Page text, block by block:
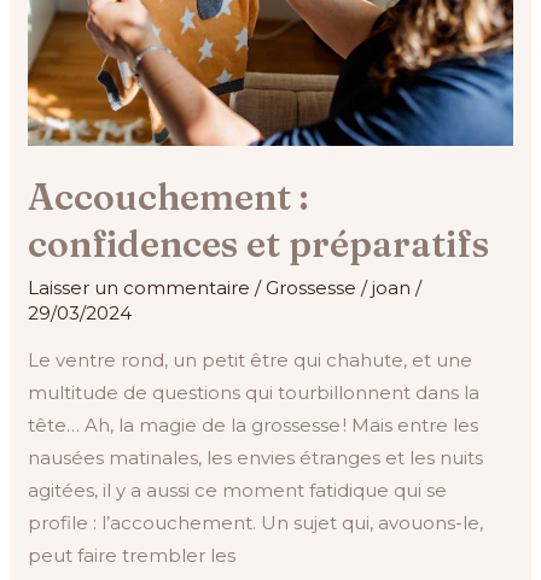
Accouchement :
confidences et préparatifs
Laisser un commentaire /Grossesse /joan/
29/03/2024
Le ventre rond, un petit être qui chahute, et une
multitude de questions qui tourbillonnent dans la
tête… Ah, la magie de la grossesse ! Mais entre les
nausées matinales, les envies étranges et les nuits
agitées, il y a aussi ce moment fatidique qui se
profile : l’accouchement. Un sujet qui, avouons-le,
peut faire trembler les